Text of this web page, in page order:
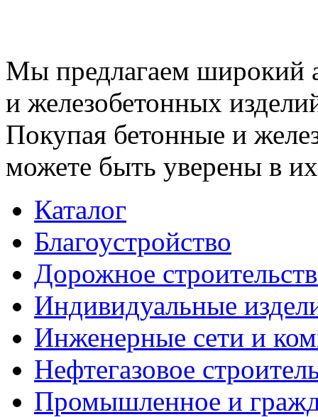
Мы предлагаем широкий
и железобетонных
Покупая бетонные и
можете быть уверены в их
Каталог
Благоустройство
Дорожное
Индивидуальные
Инженерные сети и
Нефтегазовое
Промышленное и